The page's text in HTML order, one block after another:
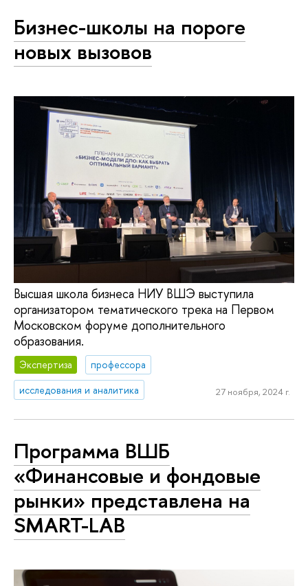
Бизнес-школы на пороге
новых вызовов
Высшая школа бизнеса НИУ ВШЭ выступила
организатором тематического трека на Первом
Московском форуме дополнительного
образования.
Экспертиза
профессора
исследования и аналитика
27 ноября, 2024 г.
Программа ВШБ
«Финансовые и фондовые
рынки» представлена на
SMART-LAB